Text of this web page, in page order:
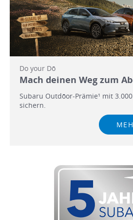
Do your Dō
Mach deinen Weg zum
Subaru Outdōor-Prämie¹ mit
sichern.